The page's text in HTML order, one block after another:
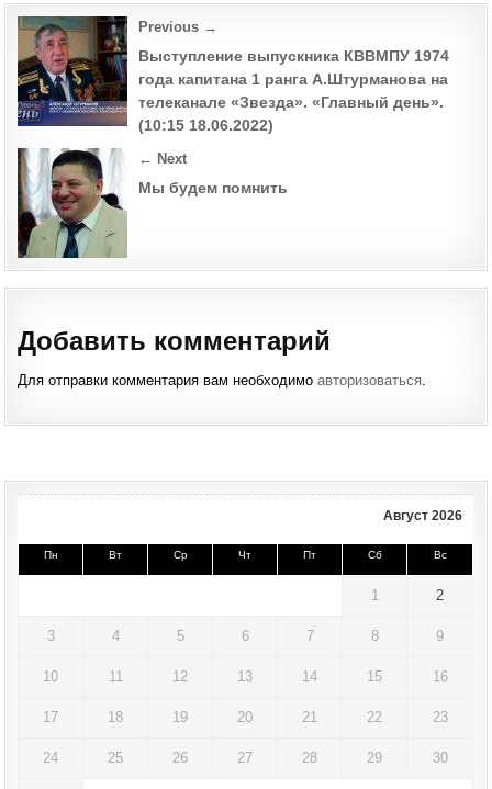
Post
navigation
Previous →
Выступление выпускника КВВМПУ 1974
года капитана 1 ранга А.Штурманова на
телеканале «Звезда». «Главный день».
(10:15 18.06.2022)
← Next
Мы будем помнить
Добавить комментарий
Для отправки комментария вам необходимоавторизоваться.
Август 2026
Пн Вт Ср Чт Пт Сб Вс
1 2
3 4 5 6 7 8 9
10 11 12 13 14 15 16
17 18 19 20 21 22 23
24 25 26 27 28 29 30